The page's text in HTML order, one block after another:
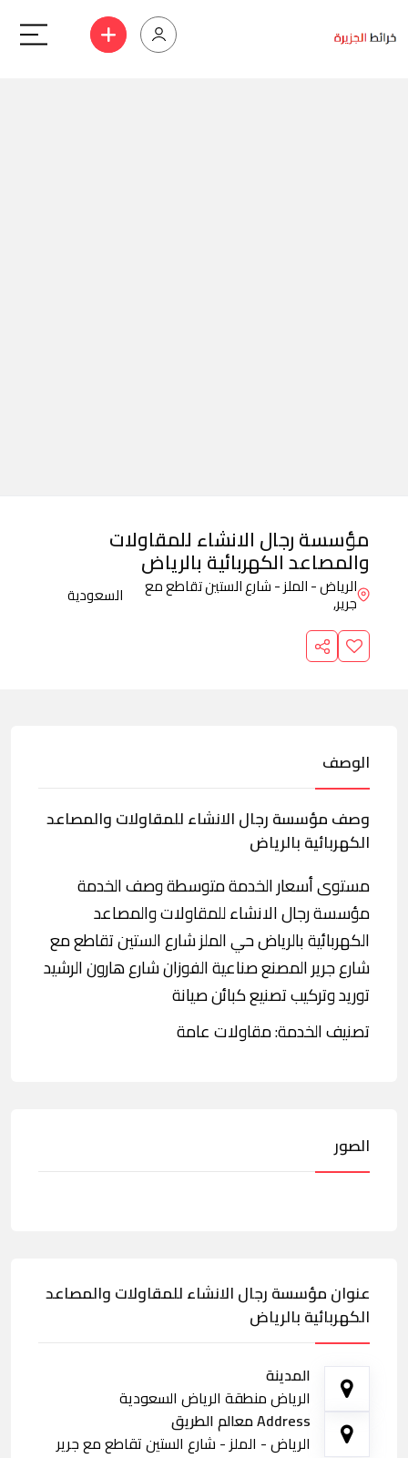
مؤسسة رجال الانشاء للمقاولات
والمصاعد الكهربائية بالرياض
الرياض - الملز - شارع الستين تقاطع مع
جرير, السعودية
الوصف
وصف مؤسسة رجال الانشاء للمقاولات والمصاعد
الكهربائية بالرياض
مستوى أسعار الخدمة متوسطة وصف الخدمة
مؤسسة رجال الانشاء للمقاولات والمصاعد
الكهربائية بالرياض حي الملز شارع الستين تقاطع مع
شارع جرير المصنع صناعية الفوزان شارع هارون الرشيد
توريد وتركيب تصنيع كبائن صيانة
تصنيف الخدمة: مقاولات عامة
الصور
عنوان مؤسسة رجال الانشاء للمقاولات والمصاعد
الكهربائية بالرياض
المدينة
الرياض منطقة الرياض السعودية
Address معالم الطريق
الرياض - الملز - شارع الستين تقاطع مع جرير